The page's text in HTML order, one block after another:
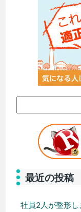
最近の投稿
社員2人が整形